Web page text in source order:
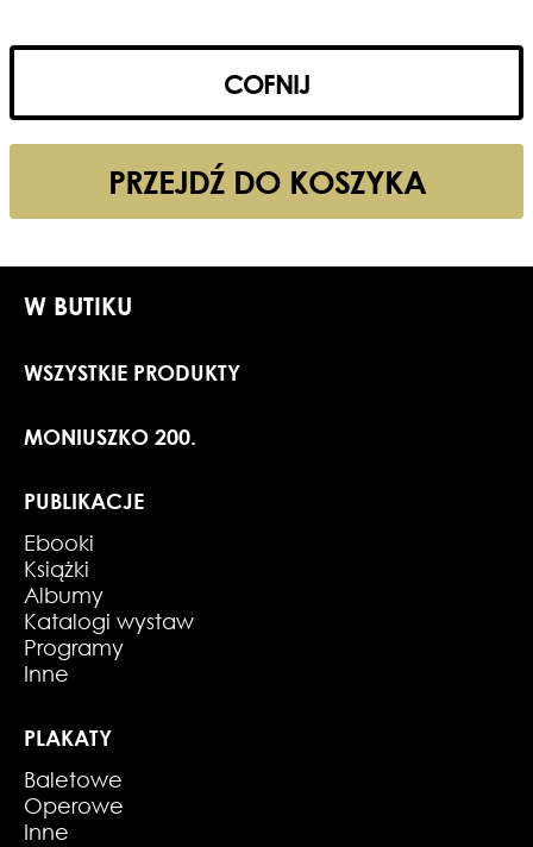
COFNIJ
PRZEJDŹ DO KOSZYKA
W BUTIKU
WSZYSTKIE PRODUKTY
MONIUSZKO 200.
PUBLIKACJE
Ebooki
Książki
Albumy
Katalogi wystaw
Programy
Inne
PLAKATY
Baletowe
Operowe
Inne